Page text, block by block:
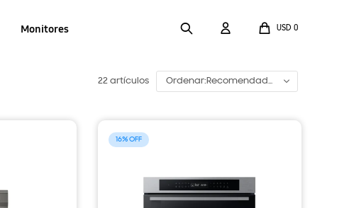
Monitores USD 0
22 artículos Recomendado
16